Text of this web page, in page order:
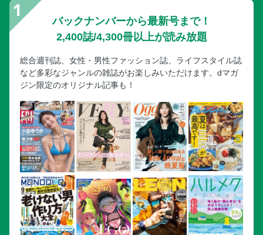
バックナンバーから最新号まで！
2,400誌/4,300冊以上が読み放題
総合週刊誌、女性・男性ファッション誌、ライフスタイル誌
など多彩なジャンルの雑誌がお楽しみいただけます。dマガ
ジン限定のオリジナル記事も！